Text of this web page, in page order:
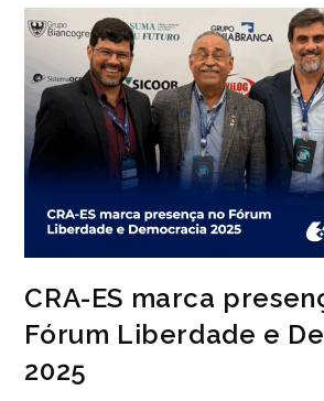
Gestão
Pública
Capacitar
Gestores
Municipais
CRA-ES marca
Fórum Liberdade e
2025